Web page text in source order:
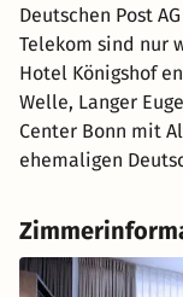
Deutschen Post
Telekom sind nur
Hotel Königshof
Welle, Langer
Center Bonn mit
ehemaligen